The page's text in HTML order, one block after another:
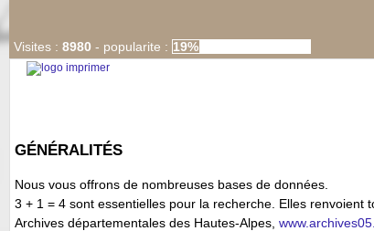
Visites : 8980 - popularite : 19%
GÉNÉRALITÉS
Nous vous offrons de nombreuses bases de données.
3 + 1 = 4 sont essentielles pour la recherche. Elles renvoient
Archives départementales des Hautes-Alpes,